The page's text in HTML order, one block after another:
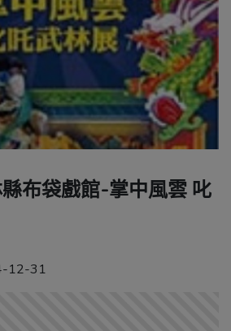
布袋戲館-掌中風雲 叱
12-31